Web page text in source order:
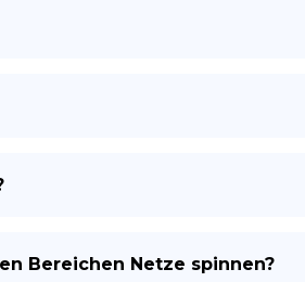
Bereichen Netze spinnen?